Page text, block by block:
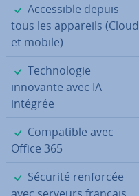
✓
Ac­ces­sible depuis
tous les appareils (Cloud
et mobile)
✓
Tech­no­lo­gie
innovante avec IA
intégrée
✓
Com­pa­tible avec
Office 365
✓
Sécurité renforcée